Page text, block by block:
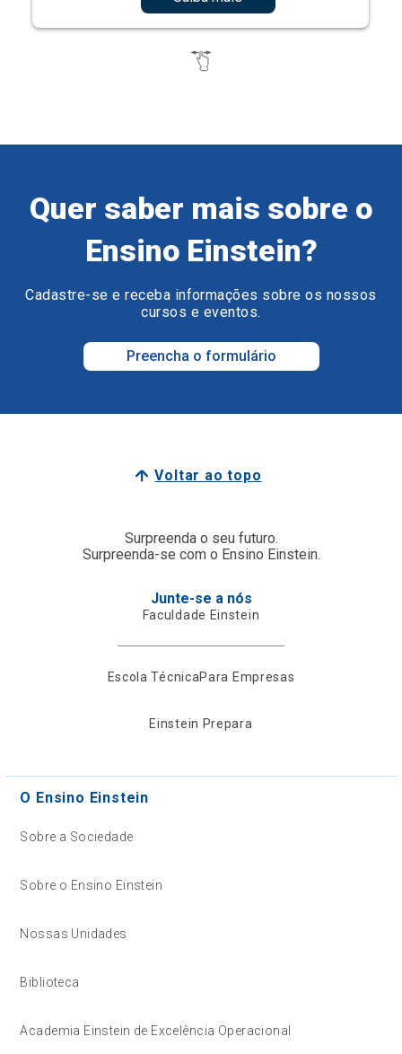
Quer saber mais sobre o
Ensino Einstein?
Cadastre-se e receba informações sobre os nossos
cursos e eventos.
Preencha o formulário
Voltar ao topo
Surpreenda o seu futuro.
Surpreenda-se com o Ensino Einstein.
Junte-se a nós
Faculdade Einstein
Escola TécnicaPara Empresas
Einstein Prepara
O Ensino Einstein
Sobre a Sociedade
Sobre o Ensino Einstein
Nossas Unidades
Biblioteca
Academia Einstein de Excelência Operacional